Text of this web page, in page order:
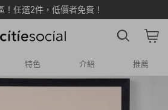
！任選2件，低價者免費！
特色 介紹 推薦